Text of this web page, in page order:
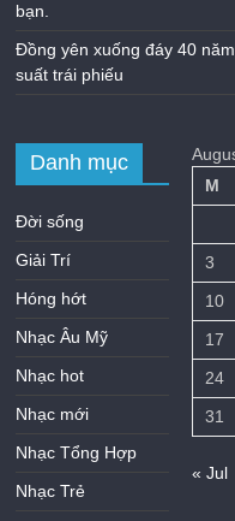
bạn.
Đồng yên xuống đáy 40
suất trái phiếu
Danh mục
Đời sống
Giải Trí
Hóng hớt
Nhạc Âu Mỹ
Nhạc hot
Nhạc mới
Nhạc Tổng Hợp
Nhạc Trẻ
M
3
10
17
24
31
« Jul